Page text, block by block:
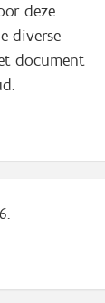
deze
diverse
document